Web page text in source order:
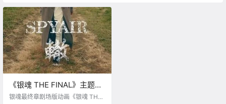
《银魂 THE FINAL》主题歌
MV【轍～Wadachi～】公布
银魂最终章剧场版动画《银魂 THE